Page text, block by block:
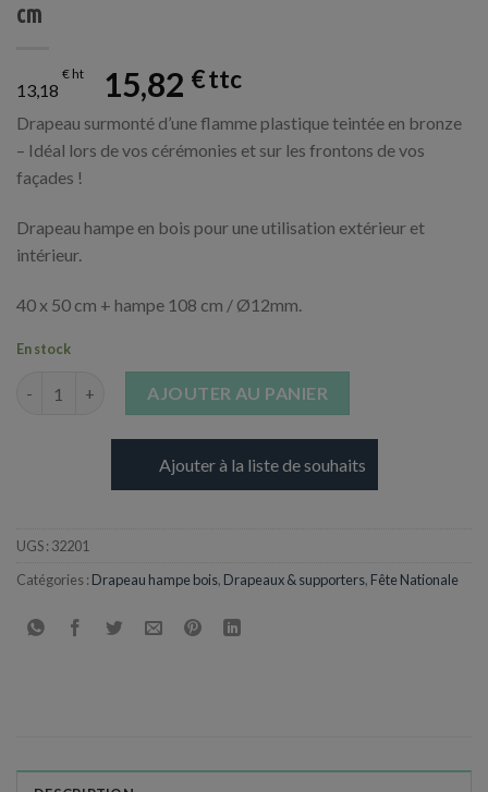
cm
13,18
€ 15,82 €
Drapeau surmonté d’une flamme plastique teintée en bronze
– Idéal lors de vos cérémonies et sur les frontons de vos
façades !
Drapeau hampe en bois pour une utilisation extérieur et
intérieur.
40 x 50 cm + hampe 108 cm / Ø12mm.
En stock
AJOUTER AU PANIER
Ajouter à la liste de souhaits
UGS : 32201
Catégories : Drapeau hampe bois, Drapeaux & supporters, Fête Nationale